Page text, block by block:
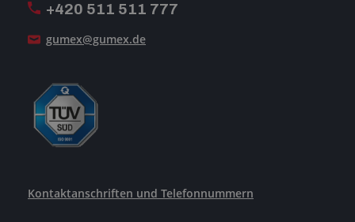
+420 511 511 777
gumex@gumex.de
Kontaktanschriften und Telefonnummern